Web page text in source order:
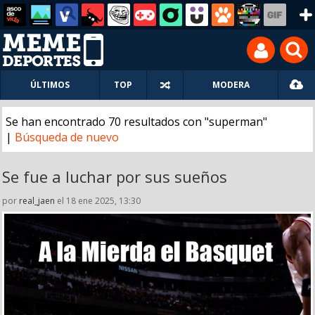
ÚLTIMOS TOP MODERA
Se han encontrado 70 resultados con "superman"
| Búsqueda de nuevo
Se fue a luchar por sus sueños
por real_jaen el 18 ene 2025, 13:30